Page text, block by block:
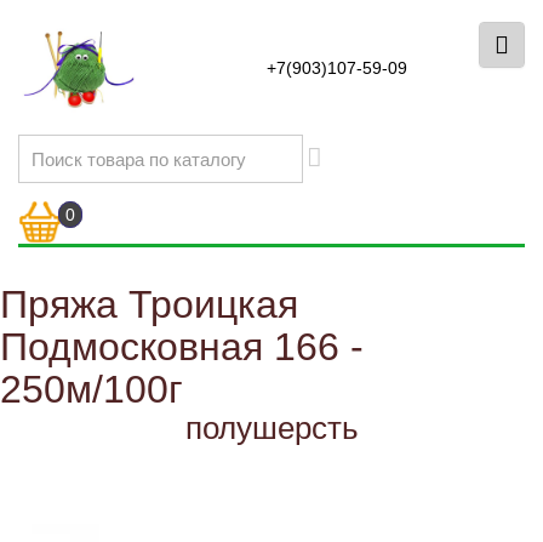
+7(903)107-59-09
0
Пряжа Троицкая
Подмосковная 166 -
250м/100г
полушерсть